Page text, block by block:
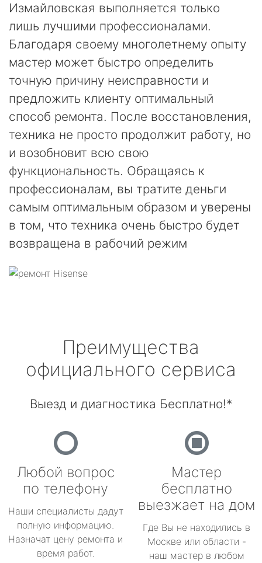
Измайловская выполняется только
лишь лучшими профессионалами.
Благодаря своему многолетнему опыту
мастер может быстро определить
точную причину неисправности и
предложить клиенту оптимальный
способ ремонта. После восстановления,
техника не просто продолжит работу, но
и возобновит всю свою
функциональность. Обращаясь к
профессионалам, вы тратите деньги
самым оптимальным образом и уверены
в том, что техника очень быстро будет
возвращена в рабочий режим
Преимущества
официального сервиса
Выезд и диагностика Бесплатно!*
Любой вопрос
по телефону
Наши специалисты дадут
полную информацию.
Назначат цену ремонта и
время работ.
Мастер
бесплатно
выезжает на дом
Где Вы не находились в
Москве или области -
наш мастер в любом